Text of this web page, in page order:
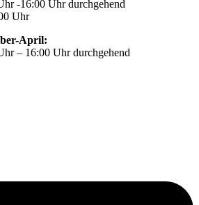
-16:00 Uhr durchgehend
Uhr
April:
– 16:00 Uhr durchgehend